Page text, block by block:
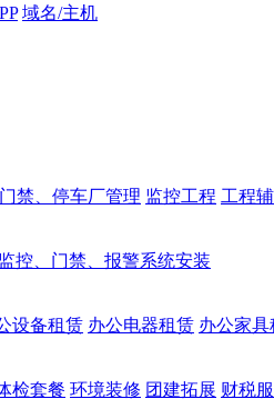
域名/主机
门禁、停车厂管理 监控工程 工程
控、门禁、报警系统安装
设备租赁 办公电器租赁 办公家具
检套餐 环境装修 团建拓展 财税